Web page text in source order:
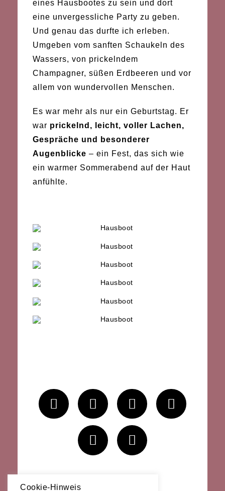
eines Hausbootes zu sein und dort
eine unvergessliche Party zu geben.
Und genau das durfte ich erleben.
Umgeben vom sanften Schaukeln des
Wassers, von prickelndem
Champagner, süßen Erdbeeren und vor
allem von wundervollen Menschen.
Es war mehr als nur ein Geburtstag. Er
war prickelnd, leicht, voller Lachen,
Gespräche und besonderer
Augenblicke – ein Fest, das sich wie
ein warmer Sommerabend auf der Haut
anfühlte.
Impressum
Cookie-Hinweis